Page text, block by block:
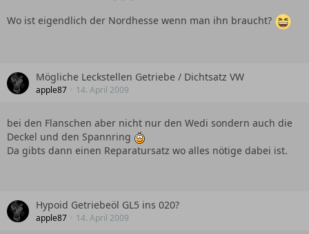
Wo ist eigendlich der Nordhesse wenn man ihn braucht?
Mögliche Leckstellen Getriebe / Dichtsatz VW
apple87 14. April 2009
bei den Flanschen aber nicht nur den Wedi sondern auch die
Deckel und den Spannring
Da gibts dann einen Reparatursatz wo alles nötige dabei ist.
Hypoid Getriebeöl GL5 ins 020?
apple87 14. April 2009